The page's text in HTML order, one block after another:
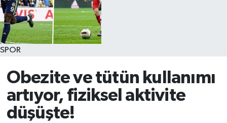
SPOR
Obezite ve tütün kullanımı
artıyor, fiziksel aktivite
düşüşte!